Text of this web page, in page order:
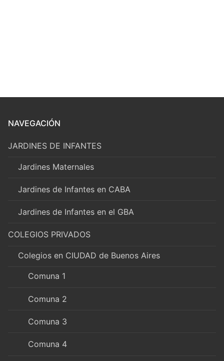
NAVEGACIÓN
JARDINES DE INFANTES
Jardines Maternales
Jardines de Infantes en CABA
Jardines de Infantes en el GBA
COLEGIOS PRIVADOS
Colegios en CIUDAD de Buenos Aires
Comuna 1
Comuna 2
Comuna 3
Comuna 4